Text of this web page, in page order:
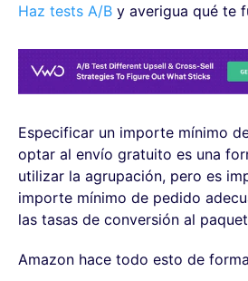
Haz tests A/B y averigua qué te
Especificar un importe mínimo
optar al envío gratuito es una
utilizar la agrupación, pero es
importe mínimo de pedido
las tasas de conversión al
Amazon hace todo esto de